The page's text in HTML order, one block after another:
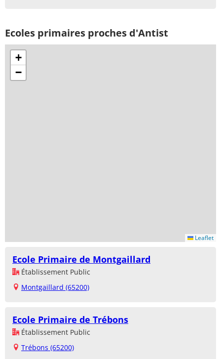
Ecoles primaires proches d'Antist
+
−
Leaflet
Ecole Primaire de Montgaillard
Établissement Public
Montgaillard (65200)
Ecole Primaire de Trébons
Établissement Public
Trébons (65200)